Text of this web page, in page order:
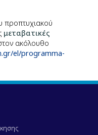
προπτυχιακού
μεταβατικές
ακόλουθο
el/programma-